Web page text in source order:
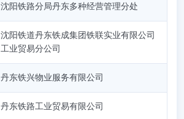
沈阳铁路分局丹东多种经营管理分处
沈阳铁道丹东铁成集团铁联实业有限公司
工业贸易分公司
丹东铁兴物业服务有限公司
丹东铁路工业贸易有限公司